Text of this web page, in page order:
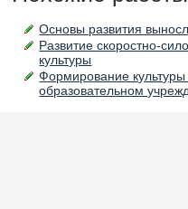
Основы развития
Развитие скоростно-
культуры
Формирование культуры
образовательном